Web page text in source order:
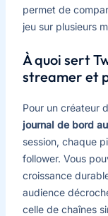
permet de
jeu sur plusieurs
À quoi sert
streamer et
Pour un créateur
journal de bord
session, chaque
follower. Vous
croissance
audience
celle de chaînes